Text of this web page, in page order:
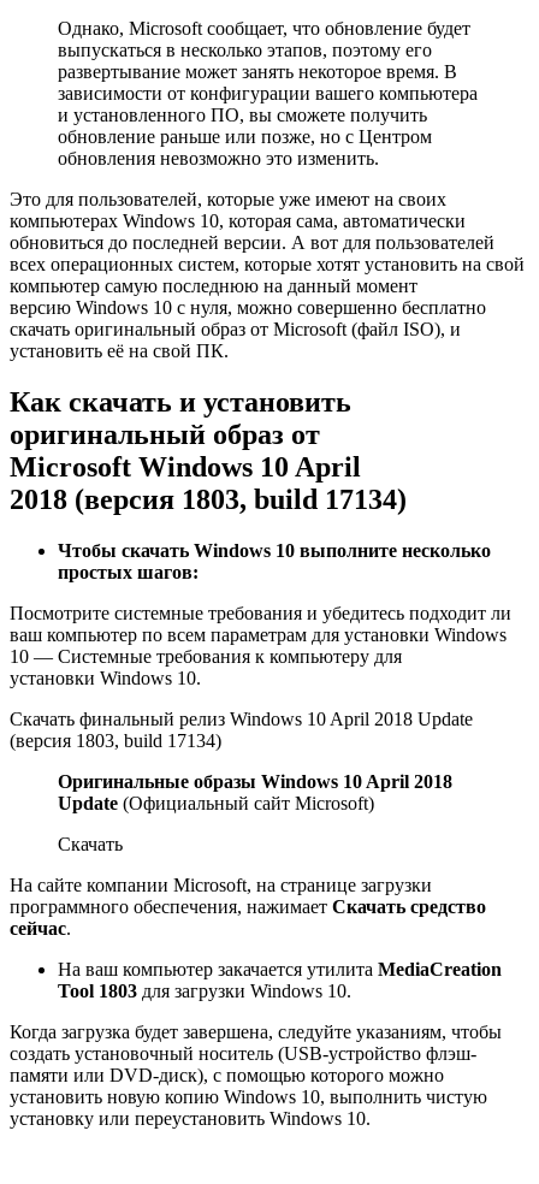
Однако, Microsoft сообщает, что обновление будет
выпускаться в несколько этапов, поэтому его
развертывание может занять некоторое время. В
зависимости от конфигурации вашего компьютера
и установленного ПО, вы сможете получить
обновление раньше или позже, но с Центром
обновления невозможно это изменить.
Это для пользователей, которые уже имеют на своих
компьютерах Windows 10, которая сама, автоматически
обновиться до последней версии. А вот для пользователей
всех операционных систем, которые хотят установить на свой
компьютер самую последнюю на данный момент
версию Windows 10 с нуля, можно совершенно бесплатно
скачать оригинальный образ от Microsoft (файл ISO), и
установить её на свой ПК.
Как скачать и установить
оригинальный образ от
Microsoft Windows 10 April
2018 (версия 1803, build 17134)
Чтобы скачать Windows 10 выполните несколько
простых шагов:
Посмотрите системные требования и убедитесь подходит ли
ваш компьютер по всем параметрам для установки Windows
10 — Системные требования к компьютеру для
установки Windows 10.
Скачать финальный релиз Windows 10 April 2018 Update
(версия 1803, build 17134)
Оригинальные образы Windows 10 April 2018
Update (Официальный сайт Microsoft)
Скачать
На сайте компании Microsoft, на странице загрузки
программного обеспечения, нажимает Скачать средство
сейчас.
На ваш компьютер закачается утилита MediaCreation
Tool 1803 для загрузки Windows 10.
Когда загрузка будет завершена, следуйте указаниям, чтобы
создать установочный носитель (USB-устройство флэш-
памяти или DVD-диск), с помощью которого можно
установить новую копию Windows 10, выполнить чистую
установку или переустановить Windows 10.